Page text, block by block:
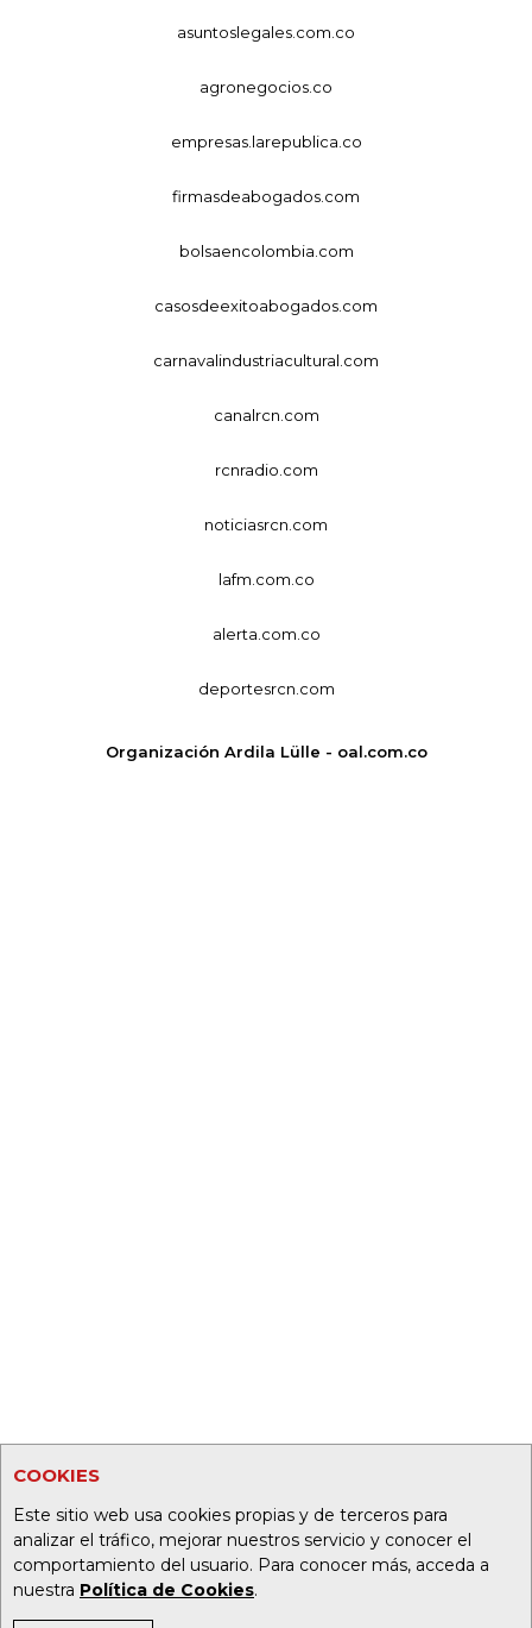
COOKIES
Este sitio web usa cookies propias y de terceros para
analizar el tráfico, mejorar nuestros servicio y conocer el
comportamiento del usuario. Para conocer más, acceda a
nuestra Política de Cookies.
asuntoslegales.com.co
agronegocios.co
empresas.larepublica.co
firmasdeabogados.com
bolsaencolombia.com
casosdeexitoabogados.com
carnavalindustriacultural.com
canalrcn.com
rcnradio.com
noticiasrcn.com
lafm.com.co
alerta.com.co
deportesrcn.com
Organización Ardila Lülle - oal.com.co